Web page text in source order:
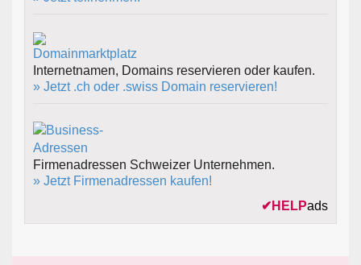
Internetnamen, Domains reservieren oder kaufen.
» Jetzt .ch oder .swiss Domain reservieren!
Firmenadressen Schweizer Unternehmen.
» Jetzt Firmenadressen kaufen!
✔ HELPads